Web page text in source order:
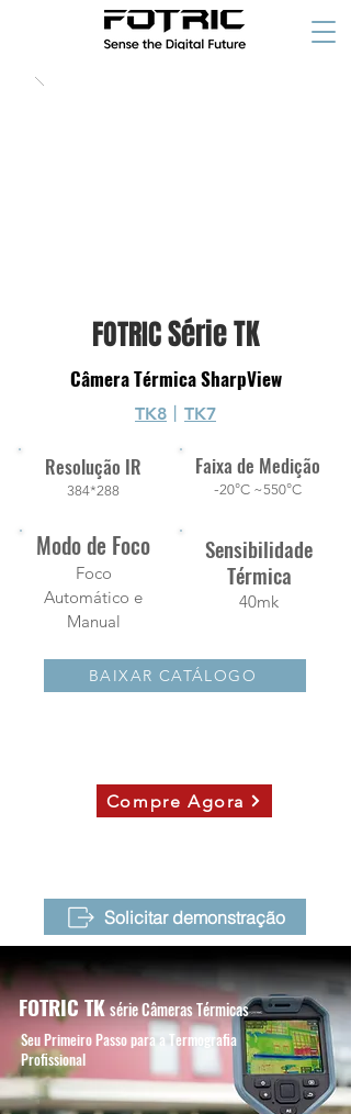
FOTRICSérie TK
Câmera Térmica SharpView
TK8 TK7
Resolução IR
384*288
Faixa de Medição
-20°C ~550°C
Modo de Foco
Foco
Automático e
Manual
Sensibilidade
Térmica
40mk
BAIXAR CATÁLOGO
Compre Agora
Solicitar demonstração
FOTRIC TKsérieCâmeras Térmicas
Seu Primeiro Passo para a Termografia
Profissional